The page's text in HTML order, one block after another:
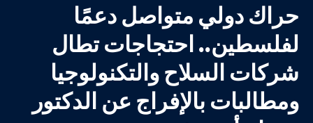
حراك دولي متواصل دعمًا
لفلسطين.. احتجاجات تطال
شركات السلاح والتكنولوجيا
ومطالبات بالإفراج عن الدكتور